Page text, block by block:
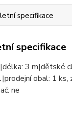
specifikace
specifikace
3 m|dětské
obal: 1
ne